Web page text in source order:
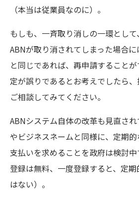
（本当は従業員なのに）。
もしも、一斉取り消しの一環とし
ABNが取り消されてしまった場合
と同じであれば、再申請すること
定が誤りであるとお考えでしたら
ご相談してみてください。
ABNシステム自体の改革も見直さ
やビジネスネームと同様に、定期
支払いを求めることを政府は検討
登録は無料、一度登録すると、定
はない）。